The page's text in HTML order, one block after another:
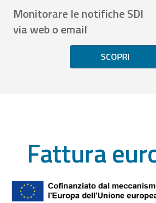
Monitorare le notifiche SDI
via web o email
SCOPRI
Fattura